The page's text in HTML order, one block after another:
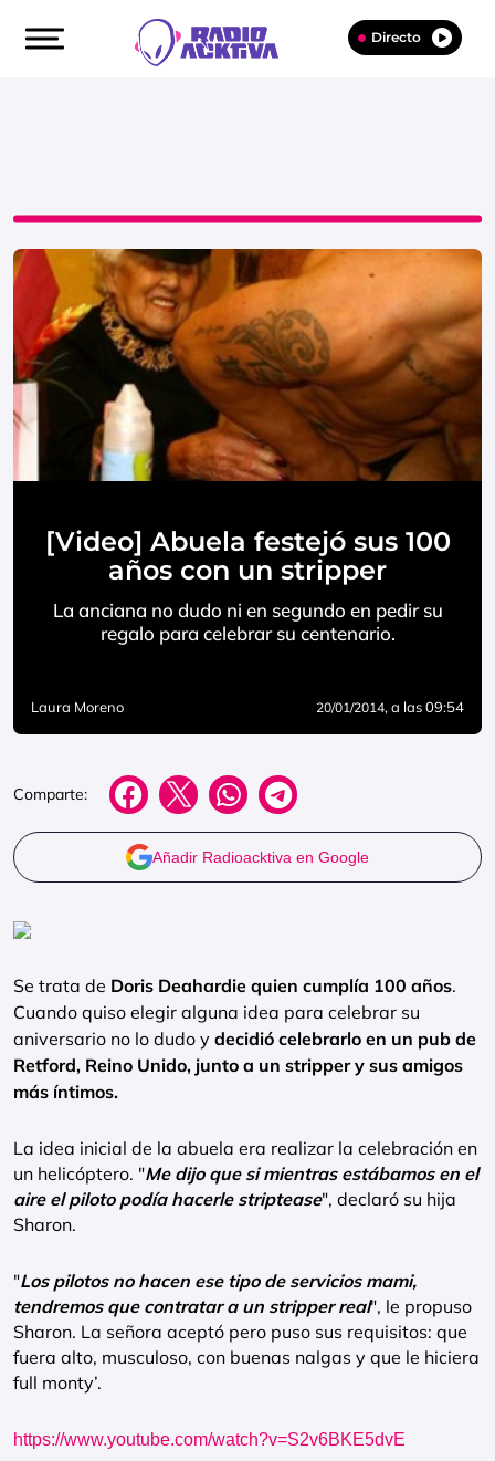
Directo
[Video] Abuela festejó sus 100
años con un stripper
La anciana no dudo ni en segundo en pedir su
regalo para celebrar su centenario.
Laura Moreno 20/01/2014, a las 09:54
Comparte:
Añadir Radioacktiva en Google
Se trata de Doris Deahardie quien cumplía 100 años.
Cuando quiso elegir alguna idea para celebrar su
aniversario no lo dudo y decidió celebrarlo en un pub de
Retford, Reino Unido, junto a un stripper y sus amigos
más íntimos.
La idea inicial de la abuela era realizar la celebración en
un helicóptero. "Me dijo que si mientras estábamos en el
aire el piloto podía hacerle striptease", declaró su hija
Sharon.
"Los pilotos no hacen ese tipo de servicios mami,
tendremos que contratar a un stripper real", le propuso
Sharon. La señora aceptó pero puso sus requisitos: que
fuera alto, musculoso, con buenas nalgas y que le hiciera
full monty’.
https://www.youtube.com/watch?v=S2v6BKE5dvE